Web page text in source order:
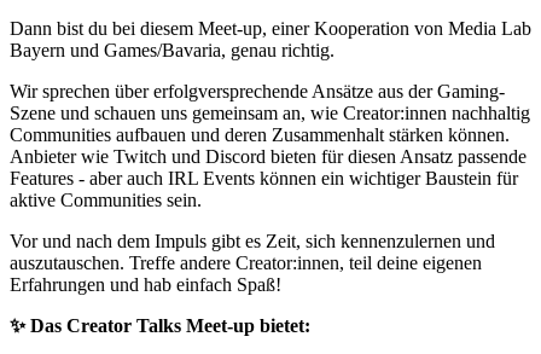
Dann bist du bei diesem Meet-up, einer Kooperation von Media Lab
Bayern und Games/Bavaria, genau richtig.
Wir sprechen über erfolgversprechende Ansätze aus der Gaming-
Szene und schauen uns gemeinsam an, wie Creator:innen nachhaltig
Communities aufbauen und deren Zusammenhalt stärken können.
Anbieter wie Twitch und Discord bieten für diesen Ansatz passende
Features - aber auch IRL Events können ein wichtiger Baustein für
aktive Communities sein.
Vor und nach dem Impuls gibt es Zeit, sich kennenzulernen und
auszutauschen. Treffe andere Creator:innen, teil deine eigenen
Erfahrungen und hab einfach Spaß!
✨ Das Creator Talks Meet-up bietet: